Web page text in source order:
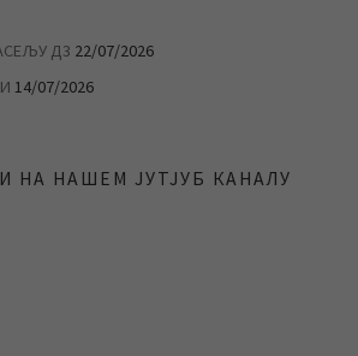
Д3 22/07/2026
14/07/2026
НА НАШЕМ ЈУТЈУБ КАНАЛУ